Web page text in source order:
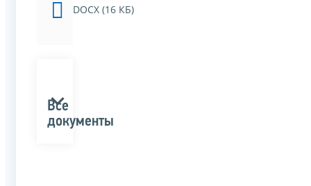
DOCX (16 КБ)
Все
документы